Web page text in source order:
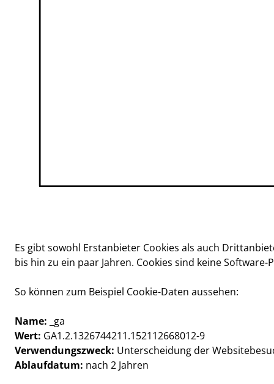
Es gibt sowohl Erstanbieter Cookies als auch
bis hin zu ein paar Jahren. Cookies sind keine
So können zum Beispiel Cookie-Daten aussehen:
Name: _ga
Wert: GA1.2.1326744211.152112668012-9
Verwendungszweck: Unterscheidung der
Ablaufdatum: nach 2 Jahren